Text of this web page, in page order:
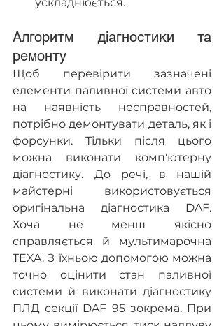
Алгоритм діагностики та
ремонту
Щоб перевірити зазначені
елементи паливної системи авто
на наявність несправностей,
потрібно демонтувати деталь, як і
форсунки. Тільки після цього
можна виконати комп'ютерну
діагностику. До речі, в нашій
майстерні використовується
оригінальна діагностика DAF.
Хоча не менш якісно
справляється й мультимарочна
TEXA. З їхньою допомогою можна
точно оцінити стан паливної
системи й виконати діагностику
ПЛД секції DAF 95 зокрема. При